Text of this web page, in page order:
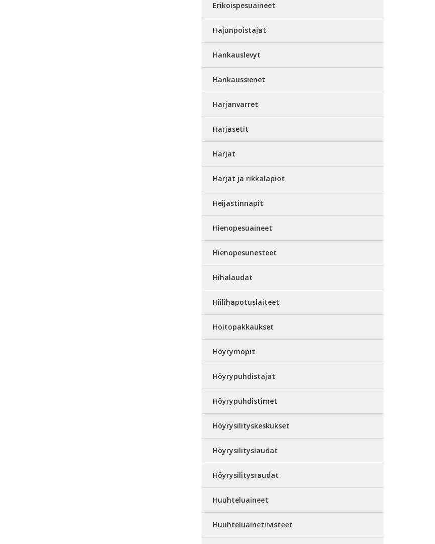
Erikoispesuaineet
Hajunpoistajat
Hankauslevyt
Hankaussienet
Harjanvarret
Harjasetit
Harjat
Harjat ja rikkalapiot
Heijastinnapit
Hienopesuaineet
Hienopesunesteet
Hihalaudat
Hiilihapotuslaiteet
Hoitopakkaukset
Höyrymopit
Höyrypuhdistajat
Höyrypuhdistimet
Höyrysilityskeskukset
Höyrysilityslaudat
Höyrysilitysraudat
Huuhteluaineet
Huuhteluainetiivisteet